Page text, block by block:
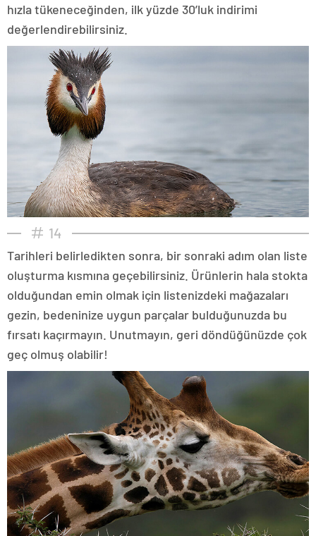
hızla tükeneceğinden, ilk yüzde 30’luk indirimi
değerlendirebilirsiniz.
14
Tarihleri belirledikten sonra, bir sonraki adım olan liste
oluşturma kısmına geçebilirsiniz. Ürünlerin hala stokta
olduğundan emin olmak için listenizdeki mağazaları
gezin, bedeninize uygun parçalar bulduğunuzda bu
fırsatı kaçırmayın. Unutmayın, geri döndüğünüzde çok
geç olmuş olabilir!